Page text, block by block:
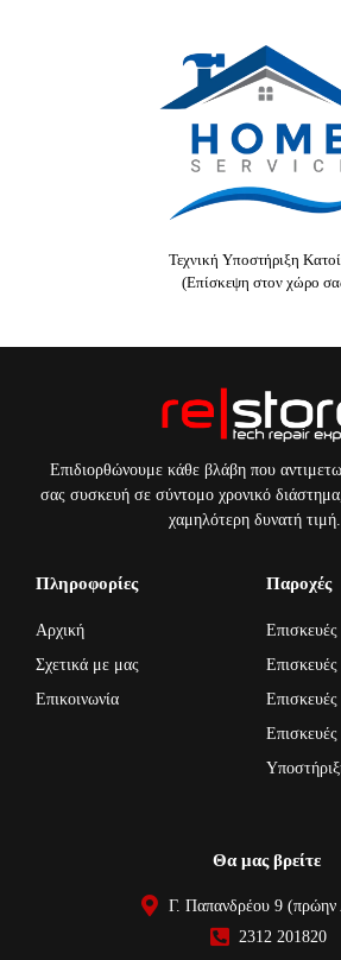
Τεχνική Υποστήριξη
(Επίσκεψη στον χώρο
Επιδιορθώνουμε κάθε βλάβη που
σας συσκευή σε σύντομο χρονικό
χαμηλότερη δυνατή τιμή.
Πληροφορίες
Αρχική
Σχετικά με μας
Επικοινωνία
Παροχές
Θα μας βρείτε
Γ. Παπανδρέου 9 (πρώην
2312 201820